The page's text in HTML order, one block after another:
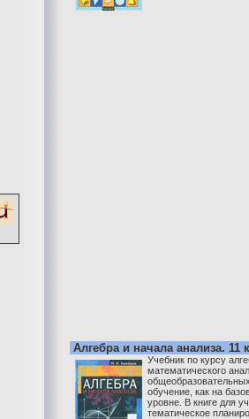
Алгебра и начала анализа. 11
Учебник по курсу
математического
обучение, как на
уровне. В книге для
тематическое